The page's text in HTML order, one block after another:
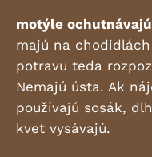
motýle
majú na
potravu teda
Nemajú ústa. Ak
používajú sosák,
kvet vysávajú.